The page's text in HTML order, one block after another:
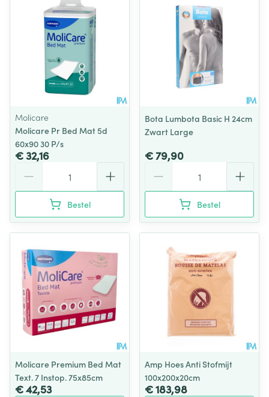
Molicare
Molicare Pr Bed Mat 5d
60x90 30 P/s
€ 32,16
Bestel
Bota Lumbota Basic H 24cm
Zwart Large
€ 79,90
Bestel
Molicare Premium Bed Mat
Text. 7 Instop. 75x85cm
€ 42,53
Amp Hoes Anti Stofmijt
100x200x20cm
€ 183,98